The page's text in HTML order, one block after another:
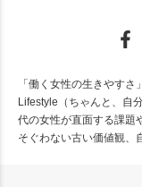
「働く女性の生きやす
Lifestyle（ちゃんと、自
代の女性が直面する課題
そぐわない古い価値観、